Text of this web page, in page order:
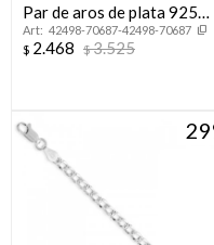
Par de aros de plata 925
combinados.
42498-70687-42498-70687
$ 2.468 $3.525
29